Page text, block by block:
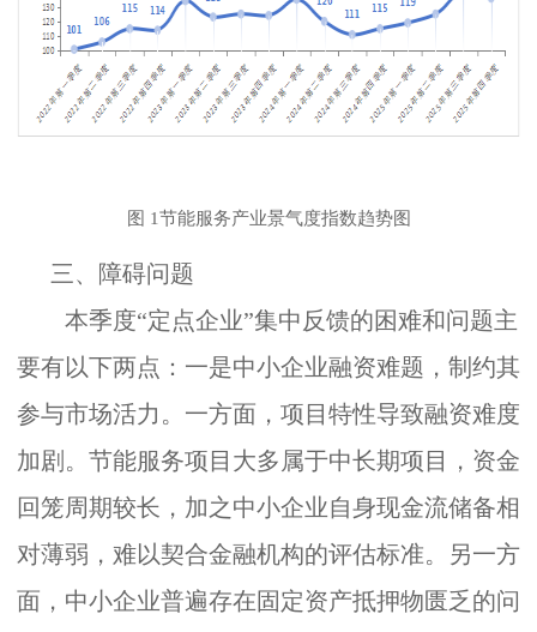
图 1节能服务产业景气度指数趋势图
三、 障碍问题
本季度“定点企业”集中反馈的困难和问题主
要有以下两点： 一是中小企业融资难题，制约其
参与市场活力。 一方面，项目特性导致融资难度
加剧。节能服务项目大多属于中长期项目，资金
回笼周期较长，加之中小企业自身现金流储备相
对薄弱，难以契合金融机构的评估标准。另一方
面，中小企业普遍存在固定资产抵押物匮乏的问